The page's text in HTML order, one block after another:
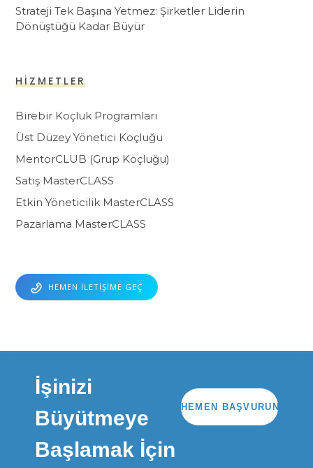
Strateji Tek Başına Yetmez: Şirketler Liderin
Dönüştüğü Kadar Büyür
HIZMETLER
Birebir Koçluk Programları
Üst Düzey Yönetici Koçluğu
MentorCLUB (Grup Koçluğu)
Satış MasterCLASS
Etkin Yöneticilik MasterCLASS
Pazarlama MasterCLASS
HEMEN İLETIŞIME GEÇ
İşinizi
Büyütmeye
Başlamak İçin
HEMEN BAŞVURUN